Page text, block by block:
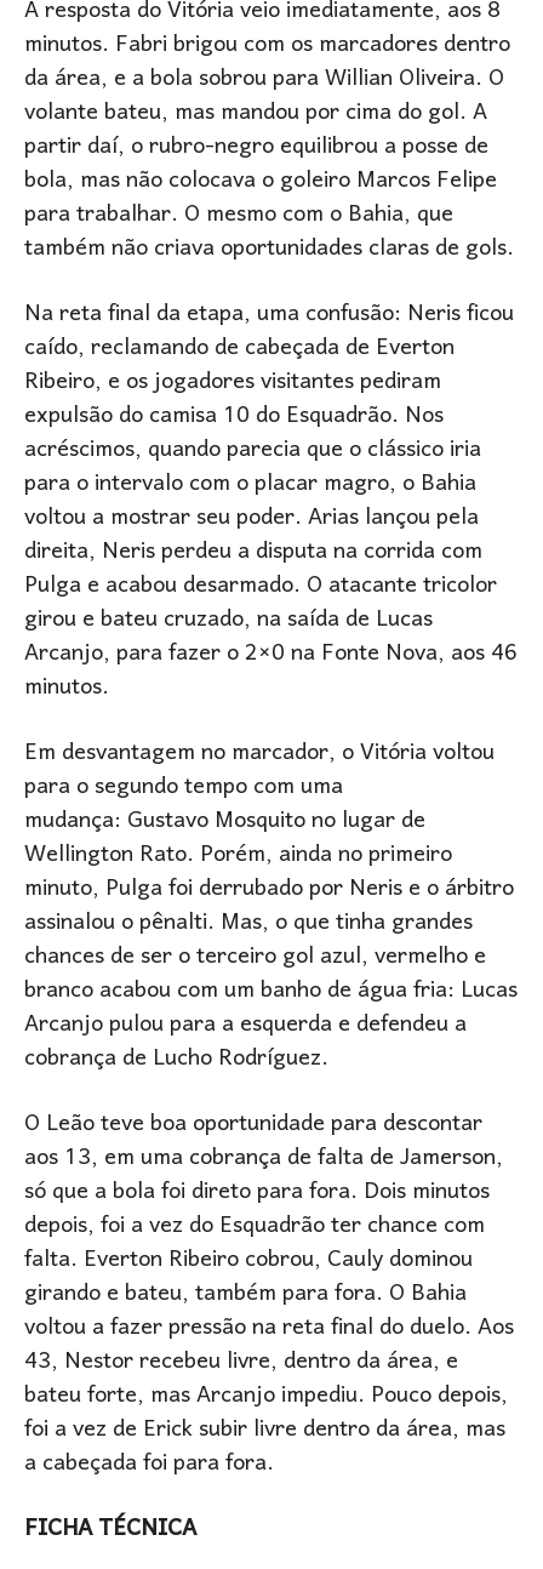
A resposta do Vitória veio imediatamente, aos 8
minutos. Fabri brigou com os marcadores dentro
da área, e a bola sobrou para Willian Oliveira. O
volante bateu, mas mandou por cima do gol. A
partir daí, o rubro-negro equilibrou a posse de
bola, mas não colocava o goleiro Marcos Felipe
para trabalhar. O mesmo com o Bahia, que
também não criava oportunidades claras de gols.
Na reta final da etapa, uma confusão: Neris ficou
caído, reclamando de cabeçada de Everton
Ribeiro, e os jogadores visitantes pediram
expulsão do camisa 10 do Esquadrão. Nos
acréscimos, quando parecia que o clássico iria
para o intervalo com o placar magro, o Bahia
voltou a mostrar seu poder. Arias lançou pela
direita, Neris perdeu a disputa na corrida com
Pulga e acabou desarmado. O atacante tricolor
girou e bateu cruzado, na saída de Lucas
Arcanjo, para fazer o 2×0 na Fonte Nova, aos 46
minutos.
Em desvantagem no marcador, o Vitória voltou
para o segundo tempo com uma
mudança: Gustavo Mosquito no lugar de
Wellington Rato. Porém, ainda no primeiro
minuto, Pulga foi derrubado por Neris e o árbitro
assinalou o pênalti. Mas, o que tinha grandes
chances de ser o terceiro gol azul, vermelho e
branco acabou com um banho de água fria: Lucas
Arcanjo pulou para a esquerda e defendeu a
cobrança de Lucho Rodríguez.
O Leão teve boa oportunidade para descontar
aos 13, em uma cobrança de falta de Jamerson,
só que a bola foi direto para fora. Dois minutos
depois, foi a vez do Esquadrão ter chance com
falta. Everton Ribeiro cobrou, Cauly dominou
girando e bateu, também para fora. O Bahia
voltou a fazer pressão na reta final do duelo. Aos
43, Nestor recebeu livre, dentro da área, e
bateu forte, mas Arcanjo impediu. Pouco depois,
foi a vez de Erick subir livre dentro da área, mas
a cabeçada foi para fora.
FICHA TÉCNICA